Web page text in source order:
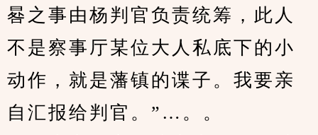
晷之事由杨判官负责统筹，此人
不是察事厅某位大人私底下的小
动作，就是藩镇的谍子。我要亲
自汇报给判官。”…。。